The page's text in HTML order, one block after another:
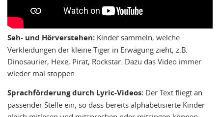
Seh- und Hörverstehen: Kinder sammeln, welche
Verkleidungen der kleine Tiger in Erwägung zieht, z.B.
Dinosaurier, Hexe, Pirat, Rockstar. Dazu das Video immer
wieder mal stoppen.
Sprachförderung durch Lyric-Videos: Der Text fliegt an
passender Stelle ein, so dass bereits alphabetisierte Kinder